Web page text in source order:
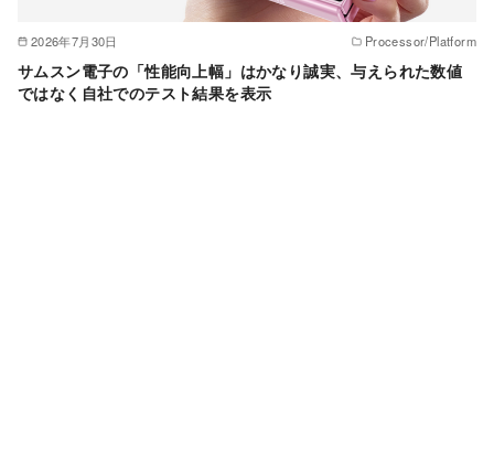
2026年7月30日 Processor/Platform
サムスン電子の「性能向上幅」はかなり誠実、与えられた数値
ではなく自社でのテスト結果を表示